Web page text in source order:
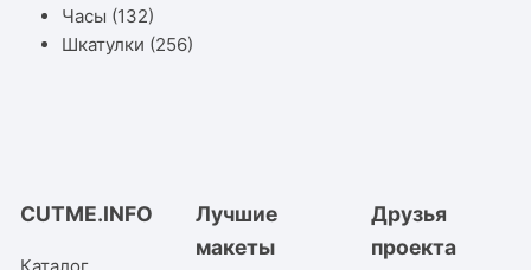
Часы (132)
Шкатулки (256)
CUTME.INFO
Лучшие
макеты
Друзья
проекта